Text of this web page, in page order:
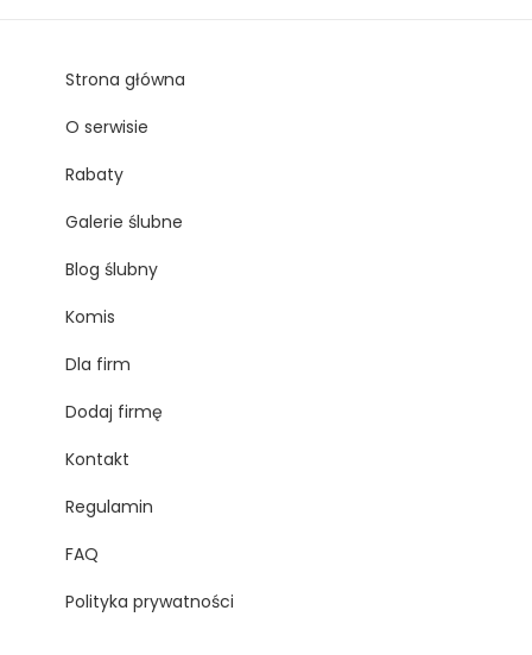
Strona główna
O serwisie
Rabaty
Galerie ślubne
Blog ślubny
Komis
Dla firm
Dodaj firmę
Kontakt
Regulamin
FAQ
Polityka prywatności